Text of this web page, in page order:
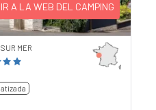
IR A LA WEB DEL CAMPING
MER